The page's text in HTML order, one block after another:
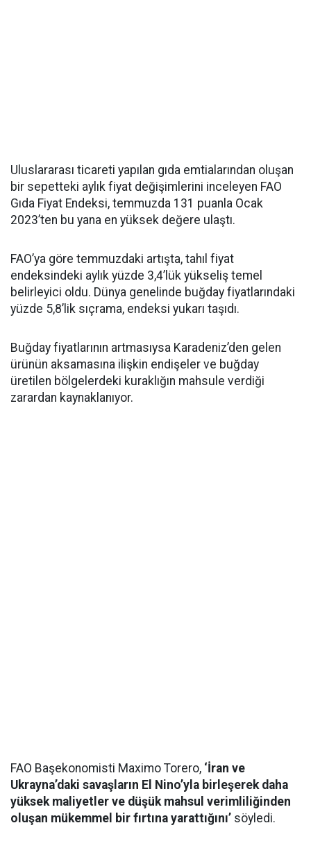
Uluslararası ticareti yapılan gıda emtialarından oluşan
bir sepetteki aylık fiyat değişimlerini inceleyen FAO
Gıda Fiyat Endeksi, temmuzda 131 puanla Ocak
2023’ten bu yana en yüksek değere ulaştı.
FAO’ya göre temmuzdaki artışta, tahıl fiyat
endeksindeki aylık yüzde 3,4’lük yükseliş temel
belirleyici oldu. Dünya genelinde buğday fiyatlarındaki
yüzde 5,8’lik sıçrama, endeksi yukarı taşıdı.
Buğday fiyatlarının artmasıysa Karadeniz’den gelen
ürünün aksamasına ilişkin endişeler ve buğday
üretilen bölgelerdeki kuraklığın mahsule verdiği
zarardan kaynaklanıyor.
FAO Başekonomisti Maximo Torero, ‘İran ve
Ukrayna’daki savaşların El Nino’yla birleşerek daha
yüksek maliyetler ve düşük mahsul verimliliğinden
oluşan mükemmel bir fırtına yarattığını’ söyledi.